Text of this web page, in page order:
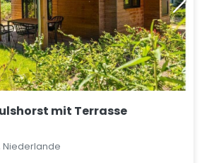
mit Terrasse
Niederlande